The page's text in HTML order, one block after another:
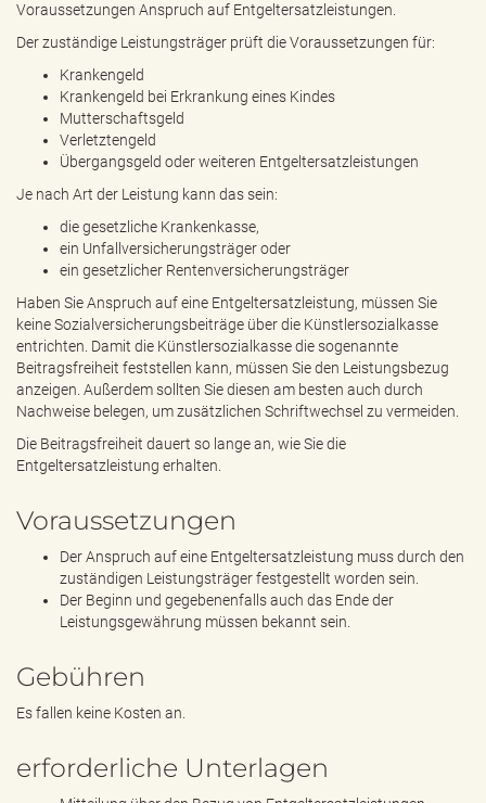
Voraussetzungen Anspruch auf Entgeltersatzleistungen.
Der zuständige Leistungsträger prüft die Voraussetzungen für:
Krankengeld
Krankengeld bei Erkrankung eines Kindes
Mutterschaftsgeld
Verletztengeld
Übergangsgeld oder weiteren Entgeltersatzleistungen
Je nach Art der Leistung kann das sein:
die gesetzliche Krankenkasse,
ein Unfallversicherungsträger oder
ein gesetzlicher Rentenversicherungsträger
Haben Sie Anspruch auf eine Entgeltersatzleistung, müssen Sie
keine Sozialversicherungsbeiträge über die Künstlersozialkasse
entrichten. Damit die Künstlersozialkasse die sogenannte
Beitragsfreiheit feststellen kann, müssen Sie den Leistungsbezug
anzeigen. Außerdem sollten Sie diesen am besten auch durch
Nachweise belegen, um zusätzlichen Schriftwechsel zu vermeiden.
Die Beitragsfreiheit dauert so lange an, wie Sie die
Entgeltersatzleistung erhalten.
Voraussetzungen
Der Anspruch auf eine Entgeltersatzleistung muss durch den
zuständigen Leistungsträger festgestellt worden sein.
Der Beginn und gegebenenfalls auch das Ende der
Leistungsgewährung müssen bekannt sein.
Gebühren
Es fallen keine Kosten an.
erforderliche Unterlagen